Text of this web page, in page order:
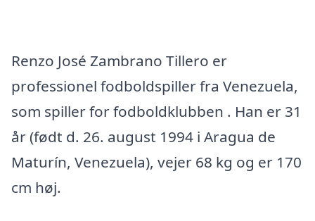
Renzo José Zambrano Tillero er
professionel fodboldspiller fra Venezuela,
som spiller for fodboldklubben . Han er 31
år (født d. 26. august 1994 i Aragua de
Maturín, Venezuela), vejer 68 kg og er 170
cm høj.